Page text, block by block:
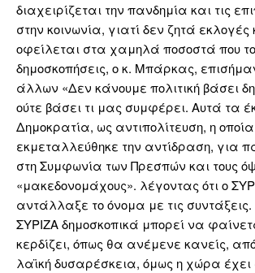
διαχειρίζεται την πανδημία και τις
στην κοινωνία, γιατί δεν ζητά
οφείλεται στα χαμηλά ποσοστά που
δημοσκοπήσεις, ο κ. Μπάρκας,
άλλων «Δεν κάνουμε πολιτική βάσει
ούτε βάσει τι μας συμφέρει. Αυτά τα
Δημοκρατία, ως αντιπολίτευση, η οποία
εκμεταλλεύθηκε την αντίδραση, για
στη Συμφωνία των Πρεσπών και τους
«μακεδονομάχους». λέγοντας ότι ο
αντάλλαξε το όνομα με τις
ΣΥΡΙΖΑ δημοσκοπικά μπορεί να
κερδίζει, όπως θα ανέμενε κανείς,
λαϊκή δυσαρέσκεια, όμως η χώρα